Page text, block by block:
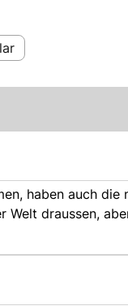
haben auch
draussen,